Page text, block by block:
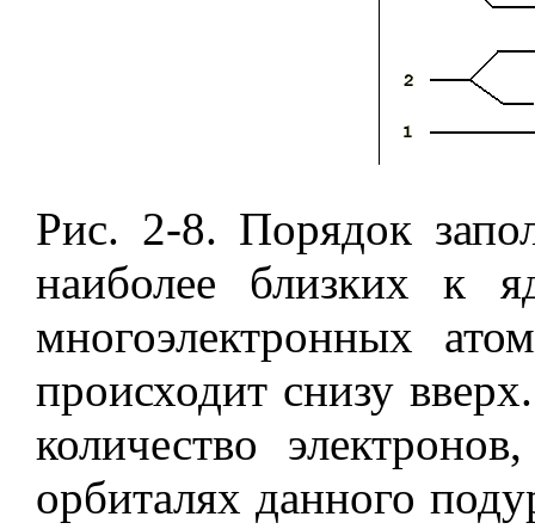
Рис. 2-8. Порядок
наиболее близких к
многоэлектронных
происходит снизу
количество
орбиталях данного